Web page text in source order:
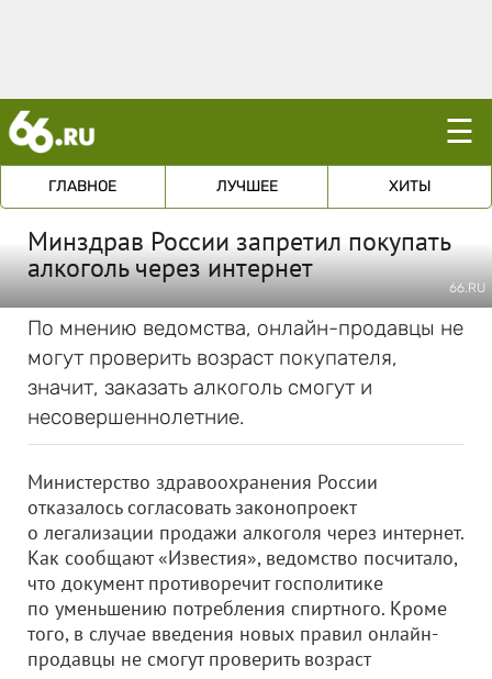
☰
ГЛАВНОЕ ЛУЧШЕЕ ХИТЫ
Минздрав России запретил покупать
алкоголь через интернет
66.RU
По мнению ведомства, онлайн-продавцы не
могут проверить возраст покупателя,
значит, заказать алкоголь смогут и
несовершеннолетние.
Министерство здравоохранения России
отказалось согласовать законопроект
о легализации продажи алкоголя через интернет.
Как сообщают «Известия», ведомство посчитало,
что документ противоречит госполитике
по уменьшению потребления спиртного. Кроме
того, в случае введения новых правил онлайн-
продавцы не смогут проверить возраст